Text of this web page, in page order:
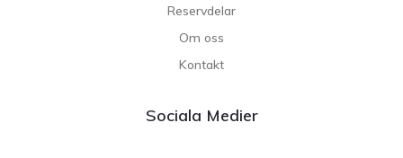
Reservdelar
Om oss
Kontakt
Sociala Medier